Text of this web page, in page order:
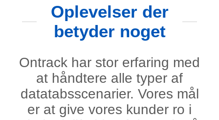
Oplevelser der
betyder noget
Ontrack har stor erfaring med
at håndtere alle typer af
datatabsscenarier. Vores mål
er at give vores kunder ro i